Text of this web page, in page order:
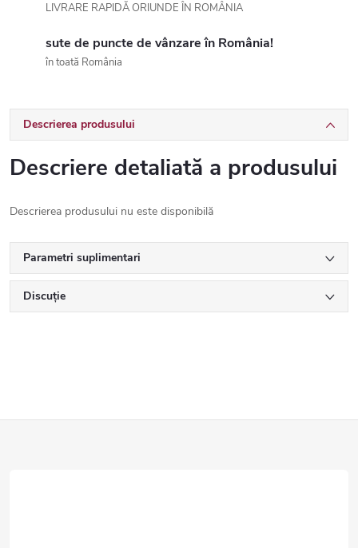
LIVRARE RAPIDĂ ORIUNDE ÎN ROMÂNIA
sute de puncte de vânzare în România!
în toată România
Descrierea produsului
Descriere detaliată a produsului
Descrierea produsului nu este disponibilă
Parametri suplimentari
Discuţie